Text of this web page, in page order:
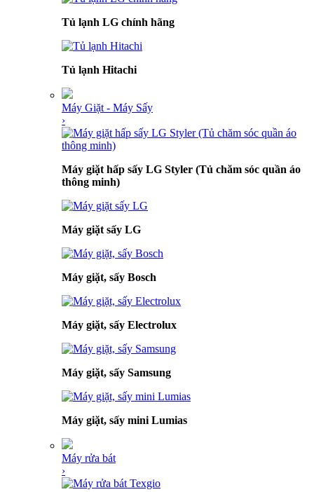
Tủ lạnh LG chính hãng
Tủ lạnh Hitachi
Máy Giặt - Máy Sấy
›
Máy giặt hấp sấy LG Styler (Tủ chăm sóc quần áo
thông minh)
Máy giặt sấy LG
Máy giặt, sấy Bosch
Máy giặt, sấy Electrolux
Máy giặt, sấy Samsung
Máy giặt, sấy mini Lumias
Máy rửa bát
›